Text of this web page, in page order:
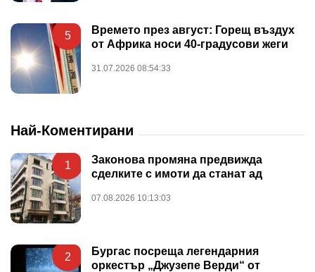
5
Времето през август: Горещ въздух
от Африка носи 40-градусови жеги
31.07.2026 08:54:33
Най-Коментирани
1
Законова промяна предвижда
сделките с имоти да станат ад
07.08.2026 10:13:03
2
Бургас посреща легендарния
оркестър „Джузепе Верди“ от